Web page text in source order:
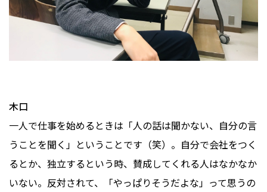
木口
一人で仕事を始めるときは「人の話は聞かない、自分の言
うことを聞く」ということです（笑）。自分で会社をつく
るとか、独立するという時、賛成してくれる人はなかなか
いない。反対されて、「やっぱりそうだよな」って思うの